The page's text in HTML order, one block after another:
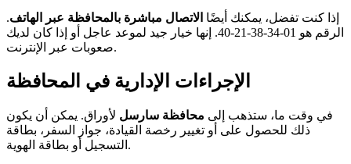
إذا كنت تفضل، يمكنك أيضًا الاتصال مباشرة بالمحافظة عبر الهاتف.
الرقم هو 01-34-38-21-40. إنها خيار جيد لموعد عاجل أو إذا كان لديك
صعوبات عبر الإنترنت.
الإجراءات الإدارية في المحافظة
في وقت ما، ستذهب إلى محافظة سارسل لأوراق. يمكن أن يكون
ذلك للحصول على أو تغيير رخصة القيادة، جواز السفر، بطاقة
التسجيل أو بطاقة الهوية.